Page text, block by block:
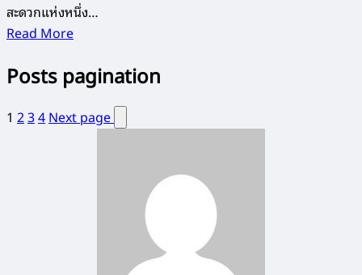
สะดวกแห่งหนึ่ง…
Read More
Posts pagination
1 234Next page